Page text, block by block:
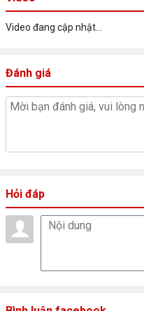
Video đang cập nhật...
Đánh giá
Hỏi đáp